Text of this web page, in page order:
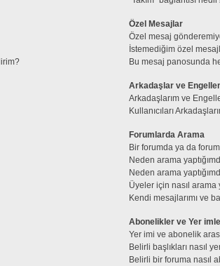
Özel Mesajlar
Özel mesaj
İstemediğim özel
Bu mesaj panosunda
Arkadaşlar ve
Arkadaşlarım ve
Kullanıcıları
Forumlarda Arama
Bir forumda ya da
Neden arama
Neden arama
Üyeler için nasıl arama
Kendi mesajlarımı ve
Abonelikler ve Yer
Yer imi ve abonelik
Belirli başlıkları nasıl
Belirli bir foruma nasıl